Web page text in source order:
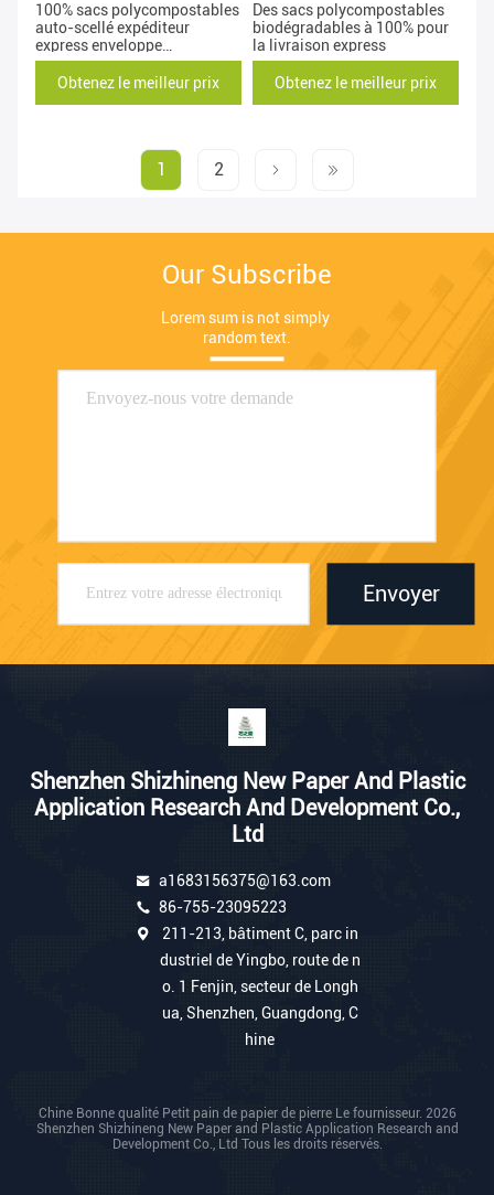
100% sacs polycompostables
auto-scellé expéditeur
express enveloppe
d'expédition biodégradable
Obtenez le meilleur prix
Des sacs polycompostables
biodégradables à 100% pour
la livraison express
Obtenez le meilleur prix
1 2
Our Subscribe
Lorem sum is not simply
random text.
Envoyer
Shenzhen Shizhineng New Paper And Plastic
Application Research And Development Co.,
Ltd
a1683156375@163.com
86-755-23095223
211-213, bâtiment C, parc in
dustriel de Yingbo, route de n
o. 1 Fenjin, secteur de Longh
ua, Shenzhen, Guangdong, C
hine
Chine Bonne qualité Petit pain de papier de pierre Le fournisseur. 2026
Shenzhen Shizhineng New Paper and Plastic Application Research and
Development Co., Ltd Tous les droits réservés.